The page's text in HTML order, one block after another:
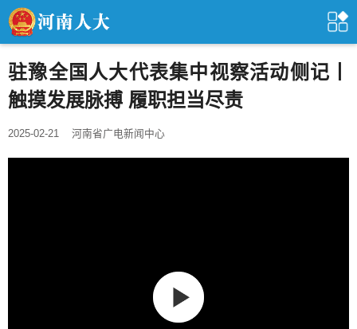
驻豫全国人大代表集中视察活动侧记丨
触摸发展脉搏 履职担当尽责
2025-02-21 河南省广电新闻中心